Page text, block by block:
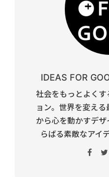
IDEAS FOR
社会をもっとよく
ョン。世界を変え
から心を動かすデ
らばる素敵なアイ